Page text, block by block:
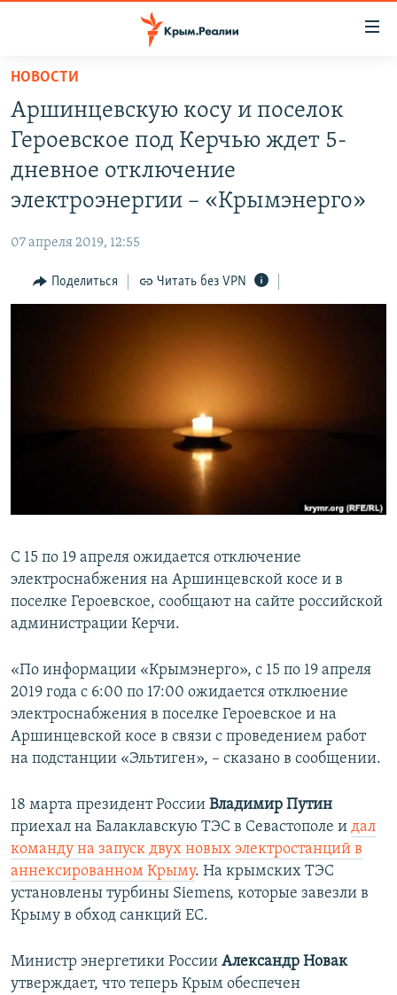
Вернуться
основному
содержанию
Вернутся
главной
Вернутся
поиску
СПЕЦПРОЕКТЫ
ВОДА
ИНТЕРАКТИВ
ИНФОГРАФИКА
РАДІО СВОБОДА
КАК ОБОЙТИ БЛОКИРОВКУ
НОВОСТИ
Аршинцевскую косу и поселок
Героевское под Керчью ждет 5-
дневное отключение
электроэнергии – «Крымэнерго»
07 апреля 2019, 12:55
Поделиться Читать без VPN
С 15 по 19 апреля ожидается отключение
электроснабжения на Аршинцевской косе и в
поселке Героевское, сообщают на сайте российской
администрации Керчи.
«По информации «Крымэнерго», с 15 по 19 апреля
2019 года с 6:00 по 17:00 ожидается отклюение
электроснабжения в поселке Героевское и на
Аршинцевской косе в связи с проведением работ
на подстанции «Эльтиген», – сказано в сообщении.
18 марта президент России Владимир Путин
приехал на Балаклавскую ТЭС в Севастополе и дал
команду на запуск двух новых электростанций в
аннексированном Крыму. На крымских ТЭС
установлены турбины Siemens, которые завезли в
Крыму в обход санкций ЕС.
Министр энергетики России Александр Новак
утверждает, что теперь Крым обеспечен